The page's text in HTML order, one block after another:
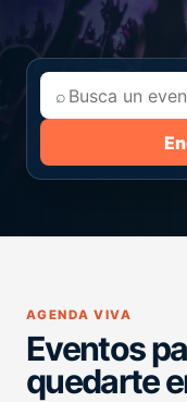
⌕
AGENDA VIVA
Eventos
quedarte